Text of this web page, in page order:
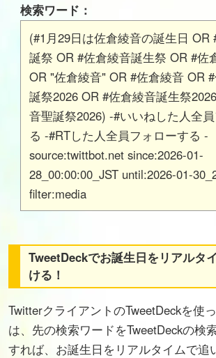
検索ワード：
(#1月29日は佐倉綾音の誕生日 OR
誕祭 OR #佐倉綾音誕生祭 OR #佐
OR "佐倉綾音" OR #佐倉綾音 OR
誕祭2026 OR #佐倉綾音誕生祭
音聖誕祭2026) -#いいねした人全
る -#RTした人全員フォローする -
source:twittbot.net since:2026-01-
28_00:00:00_JST until:2026-01-
filter:media
TweetDeckでお誕生日をリアルタ
ける！
TwitterクライアントのTweetDeckを使
は、先の検索ワードをTweetDeckの検
すれば、お誕生日をリアルタイムで追